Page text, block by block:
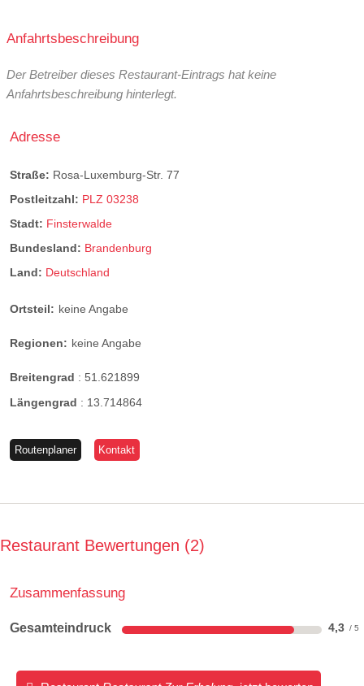
Anfahrtsbeschreibung
Der Betreiber dieses Restaurant-Eintrags hat keine
Anfahrtsbeschreibung hinterlegt.
Adresse
Straße: Rosa-Luxemburg-Str. 77
Postleitzahl: PLZ 03238
Stadt: Finsterwalde
Bundesland: Brandenburg
Land: Deutschland
Ortsteil: keine Angabe
Regionen: keine Angabe
Breitengrad : 51.621899
Längengrad : 13.714864
Routenplaner Kontakt
Restaurant Bewertungen 2
Zusammenfassung
Gesamteindruck 4,3